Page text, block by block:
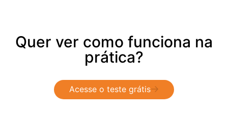
Quer ver como funciona na
prática?
Acesse o teste grátis